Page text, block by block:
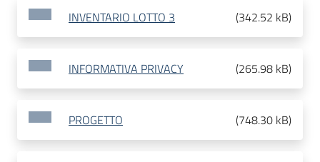
INVENTARIO LOTTO 3 (342.52 kB)
INFORMATIVA PRIVACY (265.98 kB)
PROGETTO (748.30 kB)